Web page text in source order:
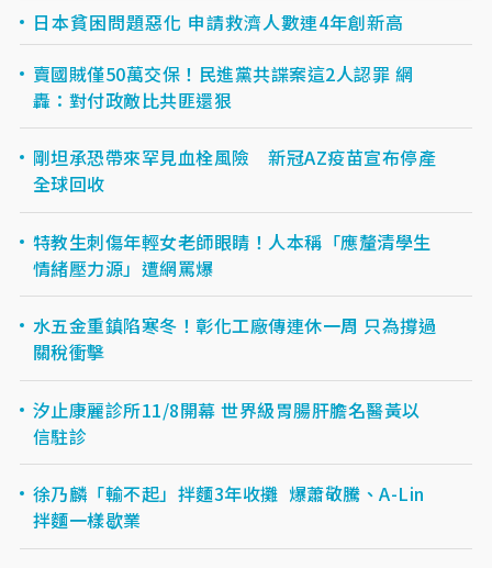
日本貧困問題惡化 申請救濟人數連4年創新高
賣國賊僅50萬交保！民進黨共諜案這2人認罪 網
轟：對付政敵比共匪還狠
剛坦承恐帶來罕見血栓風險 新冠AZ疫苗宣布停產
全球回收
特教生刺傷年輕女老師眼睛！人本稱「應釐清學生
情緒壓力源」遭網罵爆
水五金重鎮陷寒冬！彰化工廠傳連休一周 只為撐過
關稅衝擊
汐止康麗診所11/8開幕 世界級胃腸肝膽名醫黃以
信駐診
徐乃麟「輸不起」拌麵3年收攤 爆蕭敬騰、A-Lin
拌麵一樣歇業